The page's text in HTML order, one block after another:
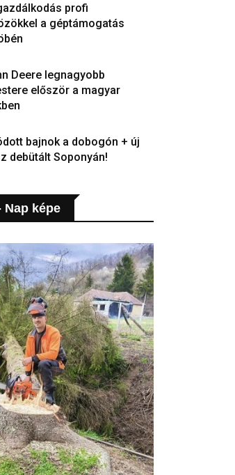
profi
a géptámogatás
Deere legnagyobb
először a magyar
bajnok a dobogón + új
debütált Soponyán!
Nap képe